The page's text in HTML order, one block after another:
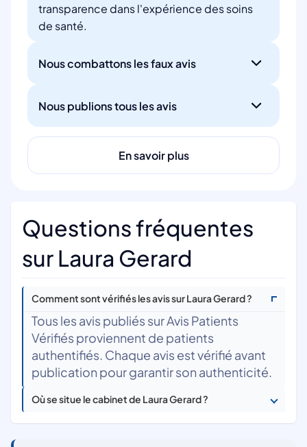
transparence dans l'expérience des soins
de santé.
Nous combattons les faux avis
Nous publions tous les avis
En savoir plus
Questions fréquentes
sur Laura Gerard
Comment sont vérifiés les avis sur Laura Gerard ?
Tous les avis publiés sur Avis Patients
Vérifiés proviennent de patients
authentifiés. Chaque avis est vérifié avant
publication pour garantir son authenticité.
Où se situe le cabinet de Laura Gerard ?